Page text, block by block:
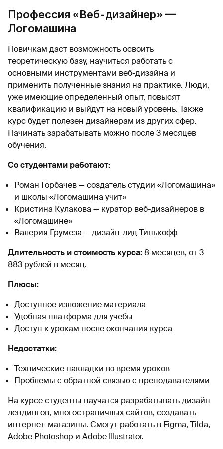
Профессия «Веб-дизайнер» —
Логомашина
Новичкам даст возможность освоить
теоретическую базу, научиться работать с
основными инструментами веб-дизайна и
применить полученные знания на практике. Люди,
уже имеющие определенный опыт, повысят
квалификацию и выйдут на новый уровень. Также
курс будет полезен дизайнерам из других сфер.
Начинать зарабатывать можно после 3 месяцев
обучения.
Со студентами работают:
Роман Горбачев — создатель студии «Логомашина»
и школы «Логомашина учит»
Кристина Кулакова — куратор веб-дизайнеров в
«Логомашине»
Валерия Грумеза — дизайн-лид Тинькофф
Длительность и стоимость курса:8 месяцев, от 3
883 рублей в месяц.
Плюсы:
Доступное изложение материала
Удобная платформа для учебы
Доступ к урокам после окончания курса
Недостатки:
Технические накладки во время уроков
Проблемы с обратной связью с преподавателями
На курсе студенты научатся разрабатывать дизайн
лендингов, многостраничных сайтов, создавать
интернет-магазины. Смогут работать в Figma, Tilda,
Adobe Photoshop и Adobe Illustrator.